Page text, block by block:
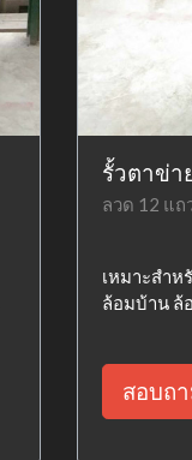
รั้วตาข่า
ลวด 12 แถ
เหมาะสำ
ล้อมบ้าน ล้
สอบถ